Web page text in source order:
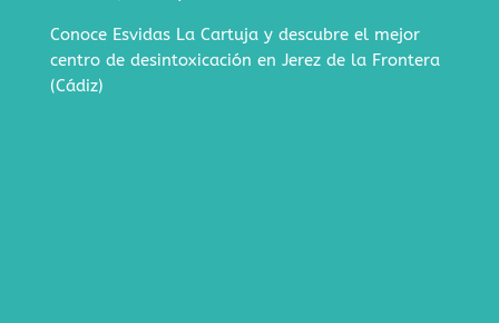
Conoce Esvidas La Cartuja y descubre el mejor
centro de desintoxicación en Jerez de la Frontera
(Cádiz)